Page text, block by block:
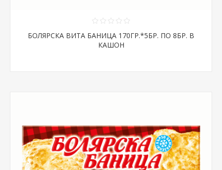
БОЛЯРСКА ВИТА БАНИЦА 170ГР.*5БР. ПО 8БР. В
КАШОН